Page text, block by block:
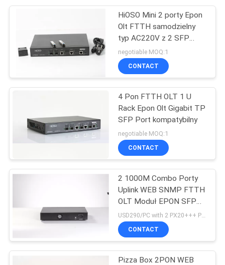
SITEMAP
POLITYKA
HiOSO Mini 2 porty Epon
Olt FTTH samodzielny
typ AC220V z 2 SFP
Px20+++
negotiable MOQ:1
CONTACT
4 Pon FTTH OLT 1 ​​U
Rack Epon Olt Gigabit TP
SFP Port kompatybilny
negotiable MOQ:1
CONTACT
2 1000M Combo Porty
Uplink WEB SNMP FTTH
OLT Moduł EPON SFP
2PON
CONTACT
Pizza Box 2PON WEB